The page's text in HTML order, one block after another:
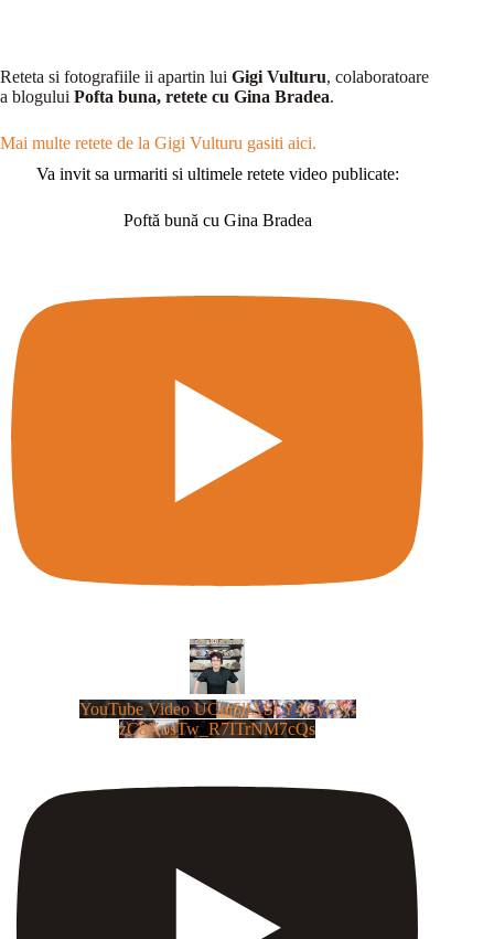
Reteta si fotografiile ii apartin lui Gigi Vulturu, colaboratoare
a blogului Pofta buna, retete cu Gina Bradea.
Mai multe retete de la Gigi Vulturu gasiti aici.
Va invit sa urmariti si ultimele retete video publicate:
Poftă bună cu Gina Bradea
YouTube Video UCm5llXSLY4CyCX-
zC8XosTw_R7ITrNM7cQs